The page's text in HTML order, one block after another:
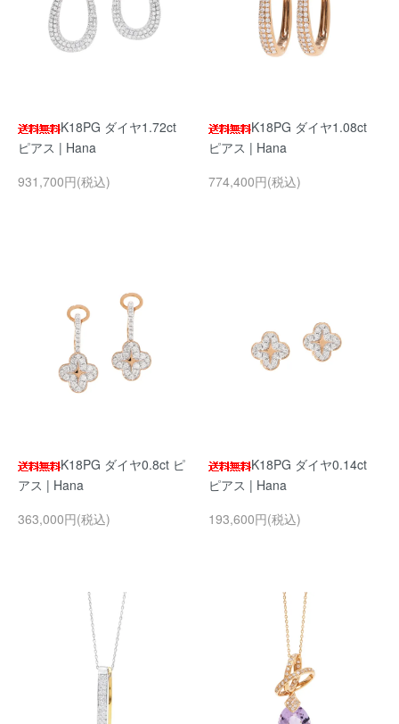
K18PG ダイヤ1.72ct
ピアス | Hana
931,700円(税込)
K18PG ダイヤ1.08ct
ピアス | Hana
774,400円(税込)
K18PG ダイヤ0.8ct ピ
アス | Hana
363,000円(税込)
K18PG ダイヤ0.14ct
ピアス | Hana
193,600円(税込)